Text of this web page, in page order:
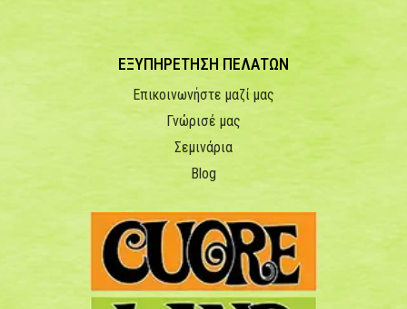
ΕΞΥΠΗΡΕΤΗΣΗ ΠΕΛΑΤΩΝ
Επικοινωνήστε μαζί μας
Γνώρισέ μας
Σεμινάρια
Blog